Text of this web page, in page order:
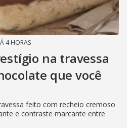
4 HORAS
na travessa
que você
feito com recheio cremoso
e contraste marcante entre